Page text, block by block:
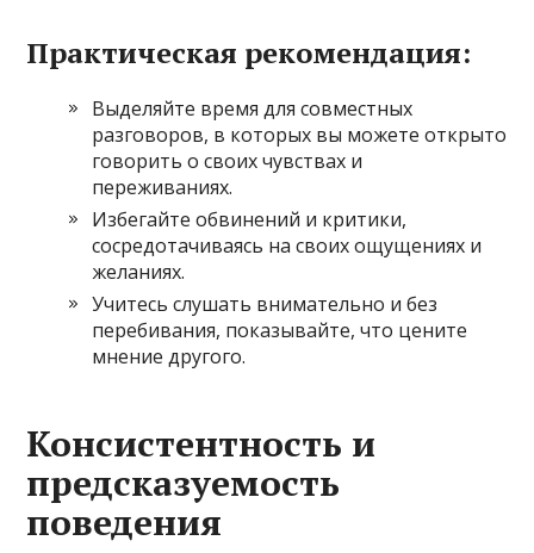
Практическая рекомендация:
Выделяйте время для совместных
разговоров, в которых вы можете открыто
говорить о своих чувствах и
переживаниях.
Избегайте обвинений и критики,
сосредотачиваясь на своих ощущениях и
желаниях.
Учитесь слушать внимательно и без
перебивания, показывайте, что цените
мнение другого.
Консистентность и
предсказуемость
поведения